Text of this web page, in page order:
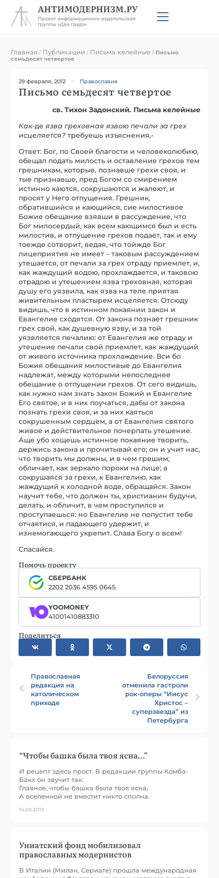
Главная / Публикации / Письма келейные / Письмо
семьдесят четвертое
29 февраля, 2012 Православие
Письмо семьдесят четвертое
св. Тихон Задонский. Письма келейные
Как-де язва греховная язвою печали за грех
исцеляется? требуешь изъяснения.-
Ответ: Бог, по Своей благости и человеколюбию,
обещал подать милость и оставление грехов тем
грешникам, которые, познавше грехи своя, и
тые признавше, пред Богом со смирением
истинно каются, сокрушаются и жалеют, и
просят у Него отпущения. Грешник,
обратившийся и кающийся, сие милостивое
Божие обещание взявши в рассуждение, что
Бог милосердый, как всем кающимся был и есть
милостив, и отпущение грехов подает, так и ему
тоежде сотворит, ведая, что тойжде Бог
лицеприятия не имеет – таковым рассуждением
утешается, от печали за грех отраду приемлет, и,
как жаждущий водою, прохлаждается, и таковою
отрадою и утешением язва греховная, которая
душу его уязвила, как язва на теле приятая
живительным пластырем исцеляется. Отсюду
видишь, что в истинном покаянии закон и
Евангелие сходятся. От закона познает грешник
грех свой, как душевную язву, и за той
уязвляется печалию: от Евангелия же отраду и
утешение печали свой приемлет, как жаждущий
от живого источника прохлаждение. Вси бо
Божия обещания милостивые до Евангелия
надлежат, между которыми непоследнее
обещание о отпущении грехов. От сего видишь,
как нужно нам знать закон Божий и Евангелие
Его святое, и в них поучаться, дабы от закона
познать грехи своя, и за них каяться
сокрушенным сердцем, а от Евангелия святого
живое и действительное почерпать утешение.
Аще убо хощешь истинное покаяние творить,
держись закона и прочитывай его; он и учит нас,
что творить мы должны, и в чем грешим;
обличает, как зеркало пороки на лице; а
сокрушаяся за грехи, к Евангелию, как
жаждущий к холодной воде, обращайся. Закон
научит тебе, что должен ты, христианин будучи,
делать, и обличит, в чем проступился и
проступаешься: но Евангелие не попустит тебе
отчаятися, и падающего удержит, и
изнемогающего укрепит. Слава Богу о всем!
Спасайся.
Помочь проекту
СБЕРБАНК
2202 2036 4595 0645
YOOMONEY
41001410883310
Поделиться
Православная
редакция на
католическом
приходе
Белоруссия
отменила гастроли
рок-оперы “Иисус
Христос –
суперзвезда” из
Петербурга
“Чтобы башка была твоя ясна…”
И рецепт здесь прост. В редакции группы Комба-
Бакх он звучит так:
Главное, чтобы башка была твоя ясна,
А вселенной не вместит никто сполна.
14.05.2013
Униатский фонд мобилизовал
православных модернистов
В Италии (Милан, Сериате) прошла международная